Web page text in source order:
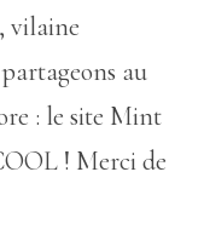
vilaine
au
: le site Mint
! Merci de